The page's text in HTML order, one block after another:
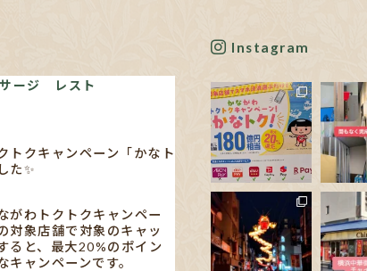
ージ レスト
トクキャンペーン「かなト
た✨
がわトクトクキャンペー
対象店舗で対象のキャッ
ると、最大20%のポイン
キャンペーンです。
Instagram